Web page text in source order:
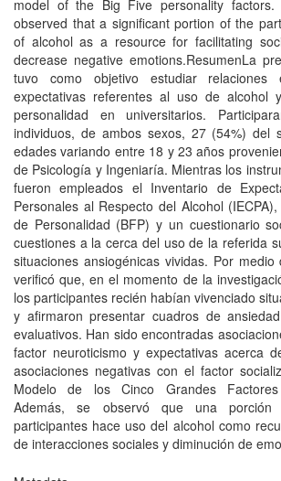
model of the Big Five personality
observed that a significant portion of the
of alcohol as a resource for facilitating
decrease negative emotions.ResumenLa
tuvo como objetivo estudiar relaciones
expectativas referentes al uso de alcohol
personalidad en universitarios.
individuos, de ambos sexos, 27 (54%) del
edades variando entre 18 y 23 años
de Psicologí­a y Ingeniarí­a. Mientras los
fueron empleados el Inventario de
Personales al Respecto del Alcohol
de Personalidad (BFP) y un cuestionario
cuestiones a la cerca del uso de la referida
situaciones ansiogénicas vividas. Por
verificó que, en el momento de la
los participantes recién habí­an vivenciado
y afirmaron presentar cuadros de
evaluativos. Han sido encontradas
factor neuroticismo y expectativas acerca
asociaciones negativas con el factor
Modelo de los Cinco Grandes
Además, se observó que una
participantes hace uso del alcohol como
de interacciones sociales y diminución de